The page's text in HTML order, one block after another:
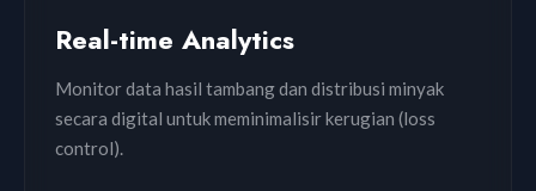
Real-time Analytics
Monitor data hasil tambang dan distribusi minyak
secara digital untuk meminimalisir kerugian (loss
control).